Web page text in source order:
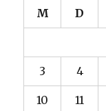
M D
3 4
10 11